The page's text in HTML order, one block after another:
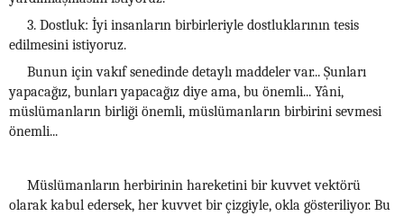
3. Dostluk: İyi insanların birbirleriyle dostluklarının tesis
edilmesini istiyoruz.
Bunun için vakıf senedinde detaylı maddeler var... Şunları
yapacağız, bunları yapacağız diye ama, bu önemli... Yâni,
müslümanların birliği önemli, müslümanların birbirini sevmesi
önemli...
Müslümanların herbirinin hareketini bir kuvvet vektörü
olarak kabul edersek, her kuvvet bir çizgiyle, okla gösteriliyor. Bu